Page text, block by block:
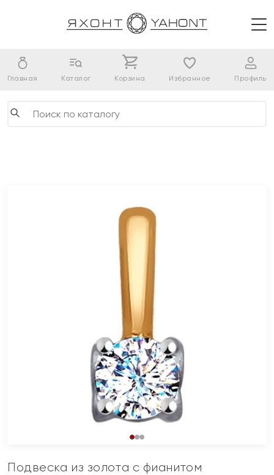
Главная Каталог Корзина Избранное Профиль
Подвеска из золота с фианитом